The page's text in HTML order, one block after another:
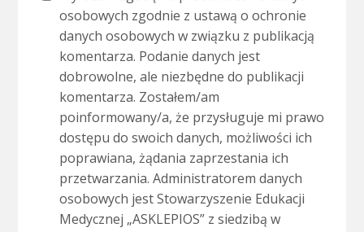
osobowych zgodnie z ustawą o ochronie
danych osobowych w związku z publikacją
komentarza. Podanie danych jest
dobrowolne, ale niezbędne do publikacji
komentarza. Zostałem/am
poinformowany/a, że przysługuje mi prawo
dostępu do swoich danych, możliwości ich
poprawiana, żądania zaprzestania ich
przetwarzania. Administratorem danych
osobowych jest Stowarzyszenie Edukacji
Medycznej „ASKLEPIOS” z siedzibą w